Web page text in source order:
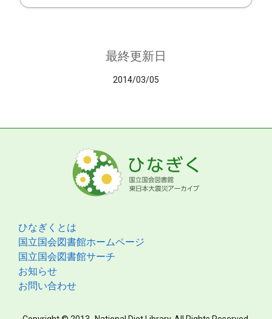
最終更新日
2014/03/05
ひなぎくとは
国立国会図書館ホームページ
国立国会図書館サーチ
お知らせ
お問い合わせ